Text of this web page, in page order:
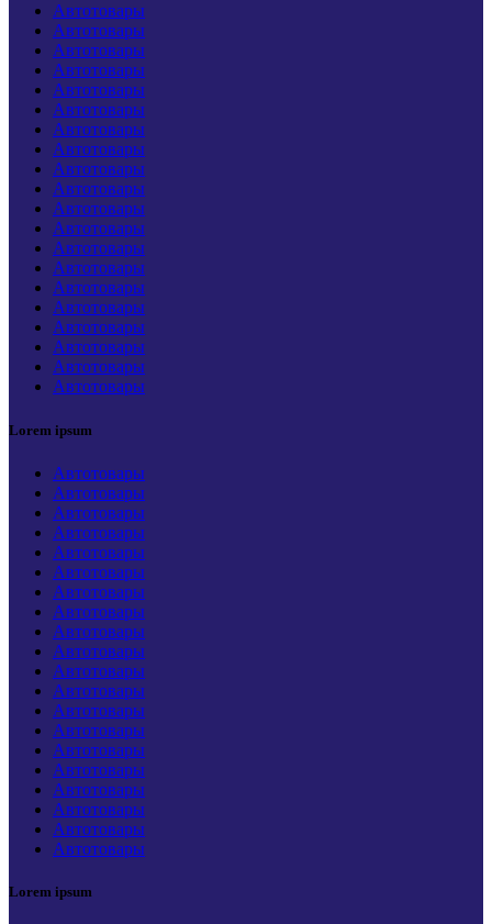
Автотовары
Автотовары
Автотовары
Автотовары
Автотовары
Автотовары
Автотовары
Автотовары
Автотовары
Автотовары
Автотовары
Автотовары
Автотовары
Автотовары
Автотовары
Автотовары
Автотовары
Автотовары
Автотовары
Автотовары
Lorem ipsum
Автотовары
Автотовары
Автотовары
Автотовары
Автотовары
Автотовары
Автотовары
Автотовары
Автотовары
Автотовары
Автотовары
Автотовары
Автотовары
Автотовары
Автотовары
Автотовары
Автотовары
Автотовары
Автотовары
Автотовары
Lorem ipsum